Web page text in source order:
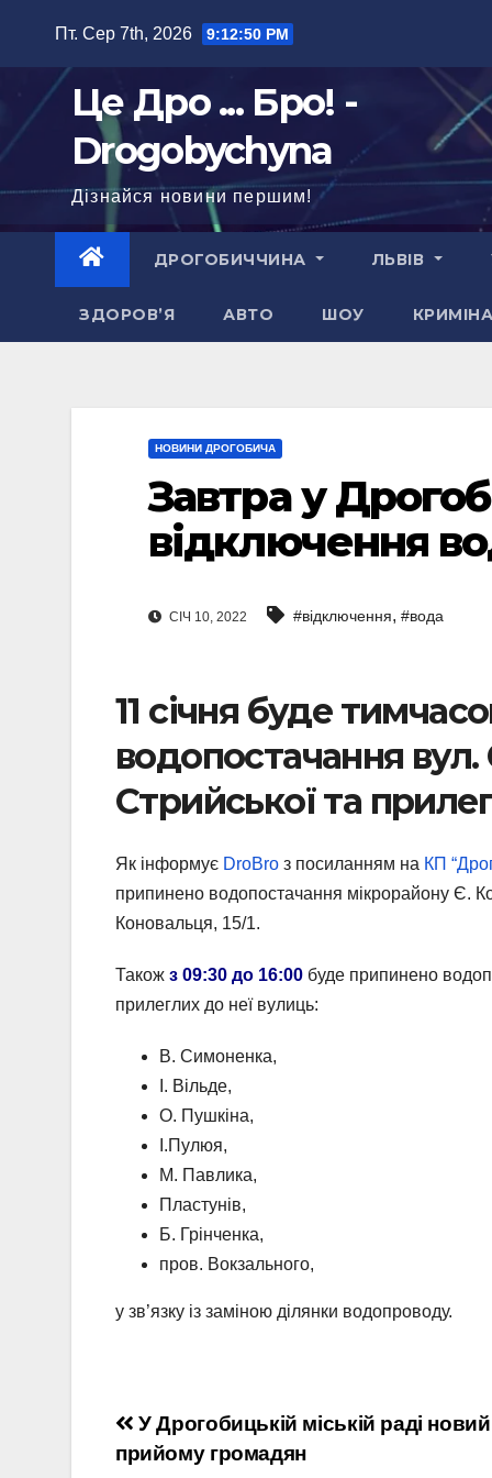
Пт. Сер 7th, 2026 9:12:51 PM
Це Дро ... Бро! -
Drogobychyna
Дізнайся новини першим!
ДРОГОБИЧЧИНА ЛЬВІВ
ЗДОРОВ’Я АВТО ШОУ
НОВИНИ ДРОГОБИЧА
Завтра у
відключення
СІЧ 10, 2022 #відключення, #вода
11 січня буде
водопостачання
Стрийської та
Як інформує DroBro з посиланням на КП
припинено водопостачання мікрорайону Є.
Коновальця, 15/1.
Також з 09:30 до 16:00 буде припинено
прилеглих до неї вулиць:
В. Симоненка,
І. Вільде,
О. Пушкіна,
І.Пулюя,
М. Павлика,
Пластунів,
Б. Грінченка,
пров. Вокзального,
у зв’язку із заміною ділянки водопроводу.
Навігація
У Дрогобицькій міській раді
прийому громадян